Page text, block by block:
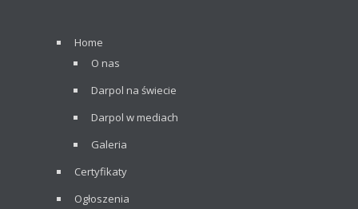
Home
O nas
Darpol na świecie
Darpol w mediach
Galeria
Certyfikaty
Ogłoszenia